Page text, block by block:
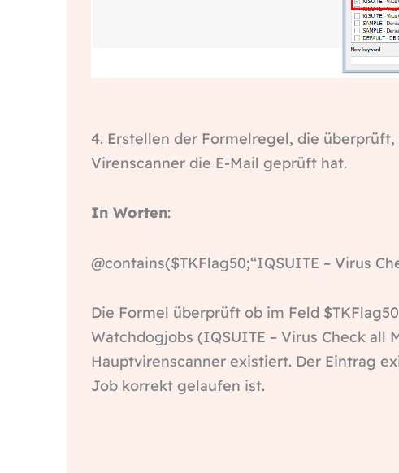
4. Erstellen der Formelregel, die
Virenscanner die E-Mail geprüft hat.
In Worten:
@contains($TKFlag50;“IQSUITE – Virus
Die Formel überprüft ob im Feld
Watchdogjobs (IQSUITE – Virus Check all
Hauptvirenscanner existiert. Der Eintrag
Job korrekt gelaufen ist.